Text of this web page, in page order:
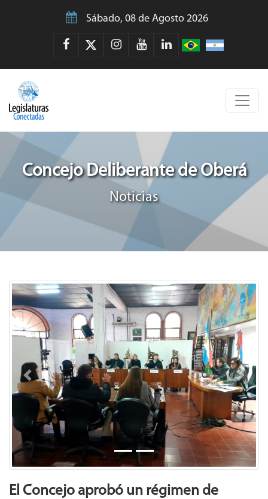
Sábado, 08 de Agosto 2026
Concejo Deliberante de Oberá
Noticias
Previous Next
El Concejo aprobó un régimen de